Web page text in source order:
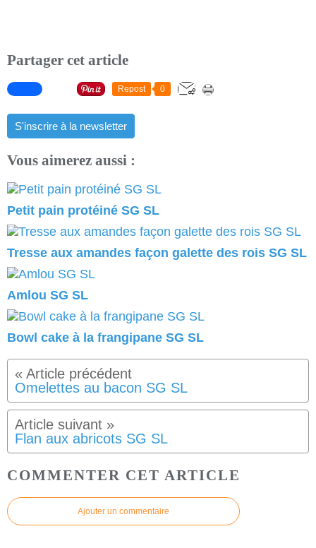
Partager cet article
Repost 0
S'inscrire à la newsletter
Vous aimerez aussi :
Petit pain protéiné SG SL
Tresse aux amandes façon galette des rois SG SL
Amlou SG SL
Bowl cake à la frangipane SG SL
Omelettes au bacon SG SL
Flan aux abricots SG SL
COMMENTER CET ARTICLE
Ajouter un commentaire